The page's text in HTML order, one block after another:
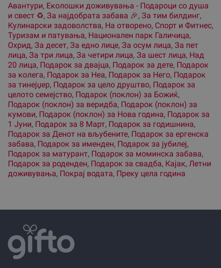
Авантури, Еколошки доживувања - Подароци со душа
и свест ♻️, За наjдобрата забава 🎉, За тим билдинг,
Кулинарски задоволства, На отворено, Спорт и Фитнес,
Туризам и патувања, Национален парк Галичица,
Охрид, За десет, За едно лице, За осум лица, За пет
лица, За три лица, За четири лица, За шест лица, Над
20 лица, Подарок за двајца, Подарок за дете, Подарок
за колега, Подарок за Неа, Подарок за Него, Подарок
за тинејџер, Подарок за цело друштво, Подарок за
целото семејство, Подарок (поклон) за Божиќ,
Подарок (поклон) за веридба, Подарок (поклон) за
кумови, Подарок (поклон) за Нова година, Подарок за
1 Јуни, Подарок за 8 Март, Подарок за годишнина,
Подарок за Денот на вљубените, Подарок за ергенска
забава, Подарок за именден, Подарок за јубилеј,
Подарок за матурант, Подарок за моминска забава,
Подарок за роденден, Подарок за свадба, Кајак, Летни
доживувања, Покрај водата, Преку цела година